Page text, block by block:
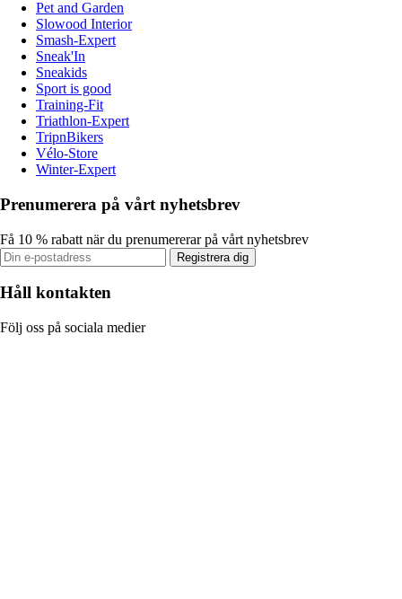
Pet and Garden
Slowood Interior
Smash-Expert
Sneak'In
Sneakids
Sport is good
Training-Fit
Triathlon-Expert
TripnBikers
Vélo-Store
Winter-Expert
Prenumerera på vårt nyhetsbrev
Få 10 % rabatt när du prenumererar på vårt nyhetsbrev
Registrera dig
Håll kontakten
Följ oss på sociala medier